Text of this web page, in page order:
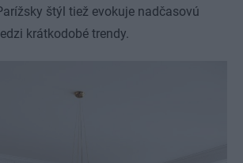
štýl tiež evokuje nadčasovú
krátkodobé trendy.